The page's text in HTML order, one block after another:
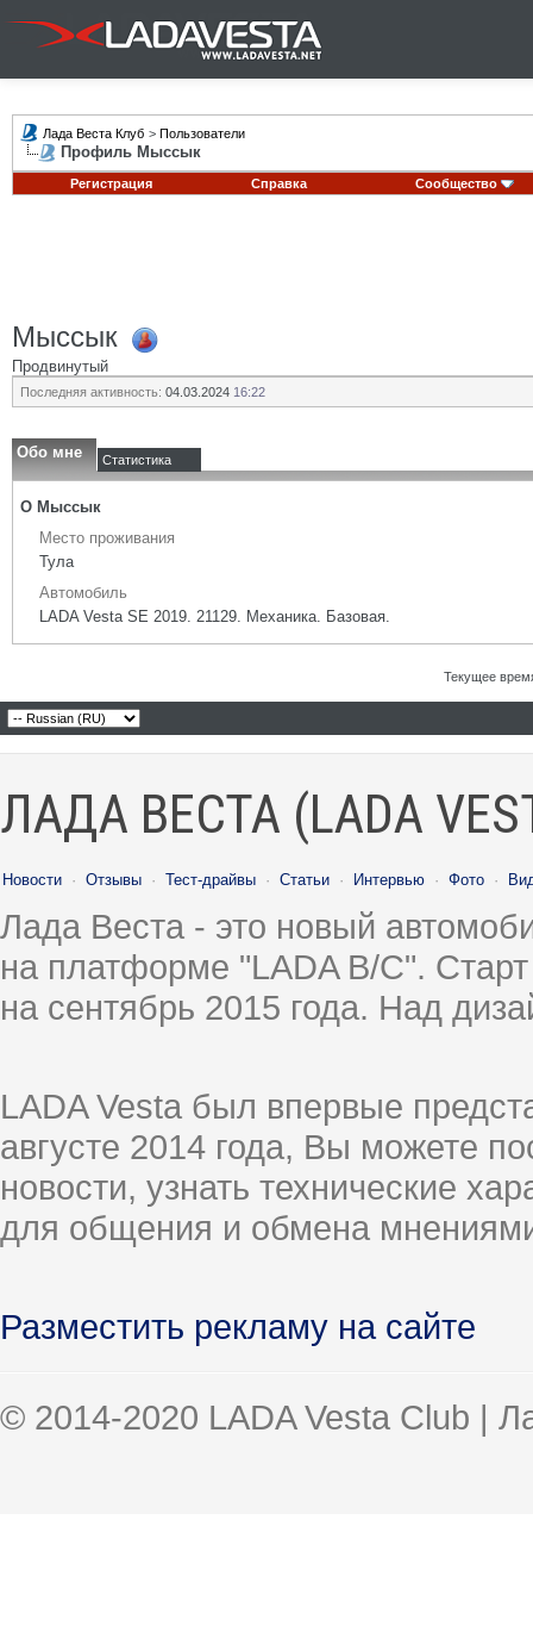
Лада Веста Клуб > Пользователи
Профиль Мыссык
Регистрация Справка Сообщество
Мыссык
Продвинутый
Последняя активность: 04.03.2024 16:22
Обо мне Статистика
О Мыссык
Место проживания
Тула
Автомобиль
LADA Vesta SE 2019. 21129. Механика. Базовая.
Текущее
ЛАДА ВЕСТА (LADA
Новости · Отзывы · Тест-драйвы · Статьи · Интервью · Фото ·
Лада Веста - это новый
на платформе "LADA B/C".
на сентябрь 2015 года. Над
LADA Vesta был впервые
августе 2014 года, Вы можете
новости, узнать технические
для общения и обмена
Разместить рекламу на сайте
© 2014-2020 LADA Vesta Club |